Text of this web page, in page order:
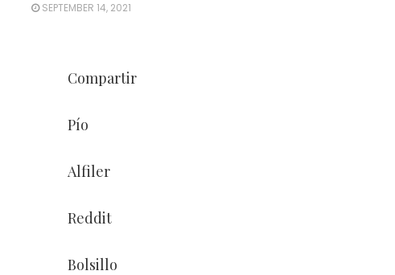
SEPTEMBER 14, 2021
Compartir
Pío
Alfiler
Reddit
Bolsillo